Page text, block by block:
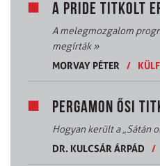
A PRIDE TITKOLT
A melegmozgalom
megírták»
MORVAY PÉTER
/
PERGAMON ŐSI
Hogyan került a „Sátán
DR. KULCSÁR ÁRPÁD
/